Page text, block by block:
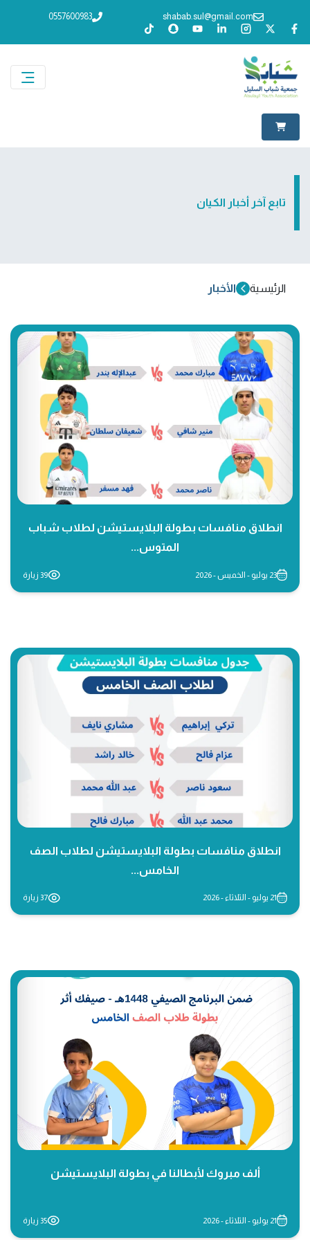
shabab.sul@gmail.com
0557600983
تابع آخر أخبار الكيان
الرئيسية الأخبار
انطلاق منافسات بطولة البلايستيشن لطلاب شباب
المتوس...
23 يوليو - الخميس - 2026 39 زيارة
انطلاق منافسات بطولة البلايستيشن لطلاب الصف
الخامس...
21 يوليو - الثلاثاء - 2026 37 زيارة
ألف مبروك لأبطالنا في بطولة البلايستيشن
21 يوليو - الثلاثاء - 2026 35 زيارة